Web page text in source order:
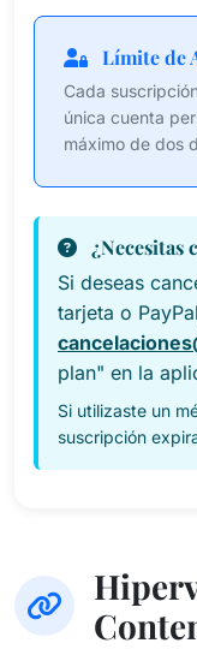
Límite de
Cada
única cuenta
máximo de dos
¿Necesitas
Si deseas
tarjeta o
plan" en la
Si utilizaste un
suscripción